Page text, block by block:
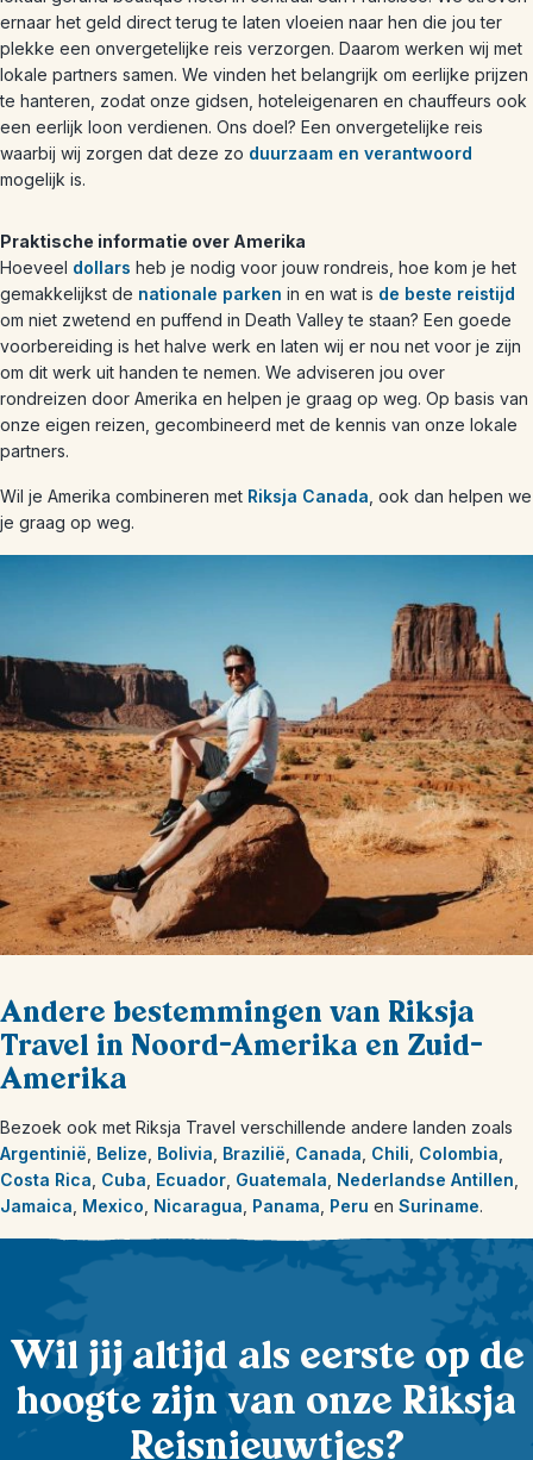
ernaar het geld direct terug te laten vloeien naar hen die jou ter
plekke een onvergetelijke reis verzorgen. Daarom werken wij met
lokale partners samen. We vinden het belangrijk om eerlijke prijzen
te hanteren, zodat onze gidsen, hoteleigenaren en chauffeurs ook
een eerlijk loon verdienen. Ons doel? Een onvergetelijke reis
waarbij wij zorgen dat deze zo duurzaam en verantwoord
mogelijk is.
Praktische informatie over Amerika
Hoeveel dollars heb je nodig voor jouw rondreis, hoe kom je het
gemakkelijkst de nationale parken in en wat is de beste reistijd
om niet zwetend en puffend in Death Valley te staan? Een goede
voorbereiding is het halve werk en laten wij er nou net voor je zijn
om dit werk uit handen te nemen. We adviseren jou over
rondreizen door Amerika en helpen je graag op weg. Op basis van
onze eigen reizen, gecombineerd met de kennis van onze lokale
partners.
Wil je Amerika combineren met Riksja Canada , ook dan helpen we
je graag op weg.
Andere bestemmingen van Riksja
Travel in Noord-Amerika en Zuid-
Amerika
Bezoek ook met Riksja Travel verschillende andere landen zoals
Argentinië Belize Bolivia Brazilië Canada Chili Colombia
Costa Rica Cuba Ecuador Guatemala Nederlandse Antillen
Jamaica Mexico Nicaragua Panama Peru en Suriname.
Wil jij altijd als eerste op de
hoogte zijn van onze Riksja
Reisnieuwtjes?